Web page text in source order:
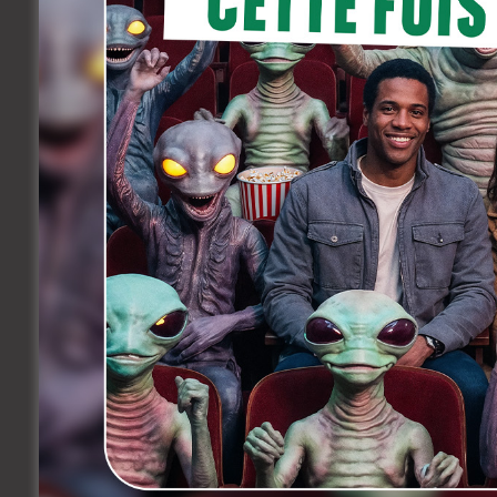
issus de sa célèbre « Tribu Arc-en-
développement du long-métrage. Pour
légende, je veux explorer ses
son combat acharné pour la dignité
Le casting de FKA Twigs semble
style noir (Superfine: Tailoring Black Style
marquant à Baker. Bref, après des
s’attaque ici à un rôle de composition
star des Folies Bergère, la résistante
droits civiques.
Le tournage devrait débuter dès cet
Share Facebook Twitter
Précedent
Une jeune comédienne belge
sur les Marches pour
l’ouverture du Festival de
Cannes!